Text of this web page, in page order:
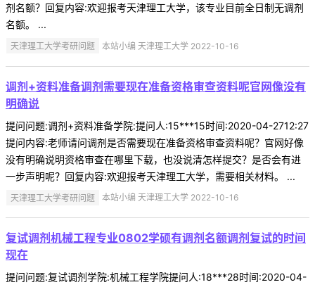
剂名额？回复内容:欢迎报考天津理工大学，该专业目前全日制无调剂
名额。 ...
天津理工大学考研问题 本站小编 天津理工大学 2022-10-16
调剂+资料准备调剂需要现在准备资格审查资料呢官网像没有
明确说
提问问题:调剂+资料准备学院:提问人:15***15时间:2020-04-2712:27
提问内容:老师请问调剂是否需要现在准备资格审查资料呢？官网好像
没有明确说明资格审查在哪里下载，也没说清怎样提交？是否会有进
一步声明呢？回复内容:欢迎报考天津理工大学，需要相关材料。 ...
天津理工大学考研问题 本站小编 天津理工大学 2022-10-16
复试调剂机械工程专业0802学硕有调剂名额调剂复试的时间
现在
提问问题:复试调剂学院:机械工程学院提问人:18***28时间:2020-04-